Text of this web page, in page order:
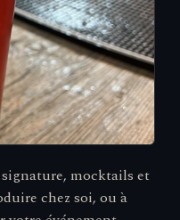
mocktails et
chez soi, ou à